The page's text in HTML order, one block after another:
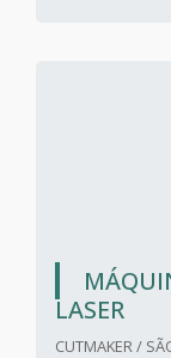
LASER
CUTMAKER /